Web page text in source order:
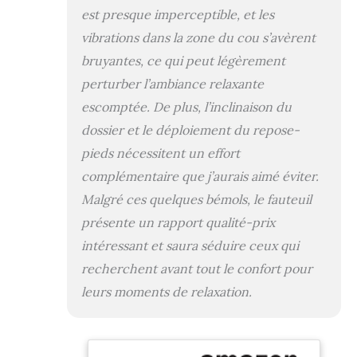
efficaces. Repose-
le repose-pieds
peut être déplié et
replié par les
rend la chaise
moins
encombrante.
Réglable
individuellement :
Le dossier réglable
par le poids du
corps en position
allongée jusqu'à
140°. --- Idéal pour
regarder la
est presque imperceptible, et les
vibrations dans la zone du cou s’avèrent
bruyantes, ce qui peut légèrement
perturber l’ambiance relaxante
escomptée. De plus, l’inclinaison du
dossier et le déploiement du repose-
pieds nécessitent un effort
complémentaire que j’aurais aimé éviter.
Malgré ces quelques bémols, le fauteuil
présente un rapport qualité-prix
intéressant et saura séduire ceux qui
recherchent avant tout le confort pour
leurs moments de relaxation.